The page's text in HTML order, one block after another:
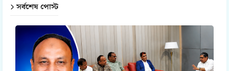
সর্বশেষ পোস্ট